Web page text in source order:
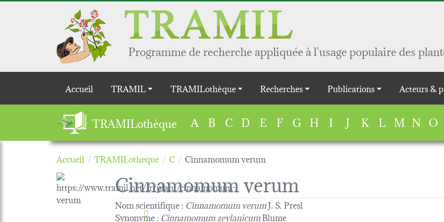
Aller au contenu principal
Programme de recherche appliquée à l'usage populaire des
Main navigation
Accueil TRAMIL TRAMILothèque Recherches Publications Acteurs &
TRAMILothèque A B C D E F G H I J K L M N O
Accueil TRAMILotheque C Cinnamomum verum
Cinnamomum verum
Nom scientifique : Cinnamomum verumJ. S. Presl
Synonyme : Cinnamomum zeylanicumBlume